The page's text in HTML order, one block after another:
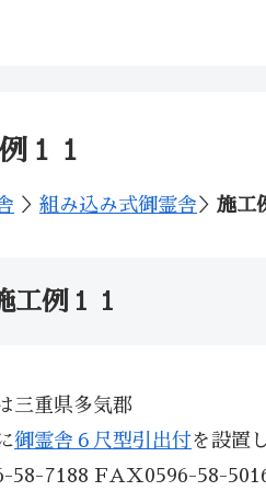
１１
＞ 組み込み式御霊舎 ＞ 施工
工例１１
三重県多気郡
御霊舎６尺型引出付を設置
58-7188 FAX0596-58-